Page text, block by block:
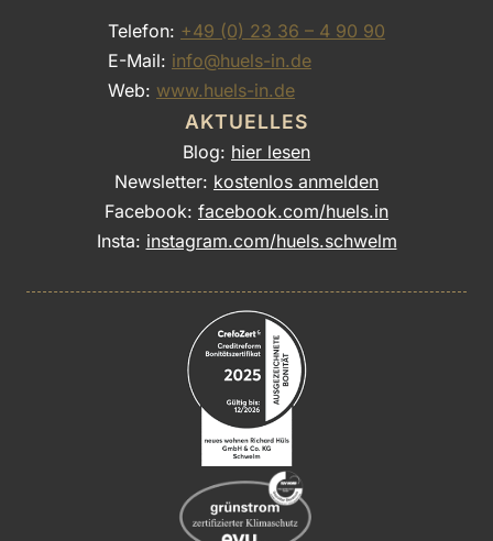
Telefon: +49 (0) 23 36 – 4 90 90
E-Mail: info@huels-in.de
Web: www.huels-in.de
AKTUELLES
Blog: hier lesen
Newsletter: kostenlos anmelden
Facebook: facebook.com/huels.in
Insta: instagram.com/huels.schwelm